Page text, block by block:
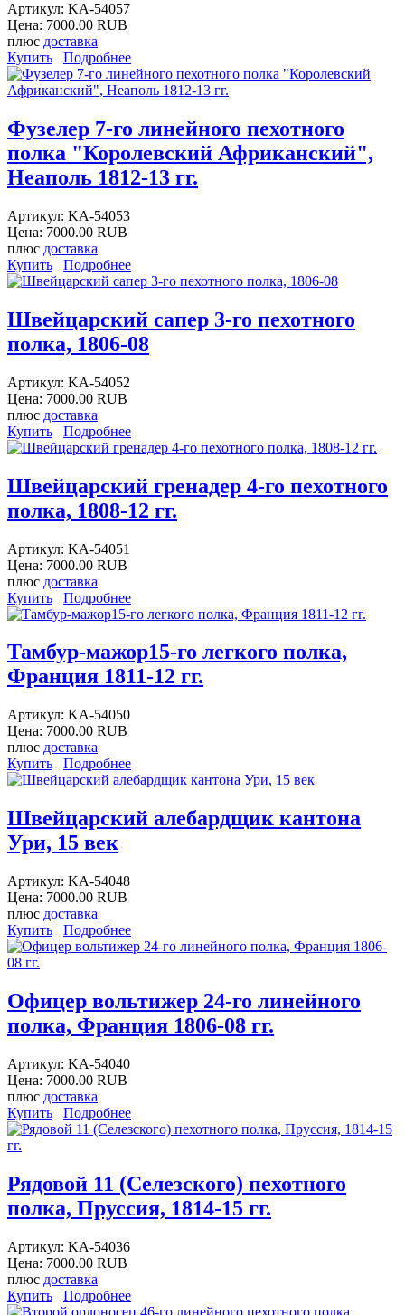
Артикул: KA-54057
Цена: 7000.00 RUB
плюс доставка
Купить
Подробнее
Фузелер 7-го линейного пехотного
полка "Королевский Африканский",
Неаполь 1812-13 гг.
Артикул: KA-54053
Цена: 7000.00 RUB
плюс доставка
Купить
Подробнее
Швейцарский сапер 3-го пехотного
полка, 1806-08
Артикул: KA-54052
Цена: 7000.00 RUB
плюс доставка
Купить
Подробнее
Швейцарский гренадер 4-го пехотного
полка, 1808-12 гг.
Артикул: KA-54051
Цена: 7000.00 RUB
плюс доставка
Купить
Подробнее
Тамбур-мажор15-го легкого полка,
Франция 1811-12 гг.
Артикул: KA-54050
Цена: 7000.00 RUB
плюс доставка
Купить
Подробнее
Швейцарский алебардщик кантона
Ури, 15 век
Артикул: KA-54048
Цена: 7000.00 RUB
плюс доставка
Купить
Подробнее
Офицер вольтижер 24-го линейного
полка, Франция 1806-08 гг.
Артикул: KA-54040
Цена: 7000.00 RUB
плюс доставка
Купить
Подробнее
Рядовой 11 (Селезского) пехотного
полка, Пруссия, 1814-15 гг.
Артикул: KA-54036
Цена: 7000.00 RUB
плюс доставка
Купить
Подробнее